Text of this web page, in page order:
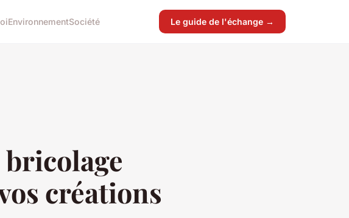
EnvironnementSociété Le guide de l'échange →
créations